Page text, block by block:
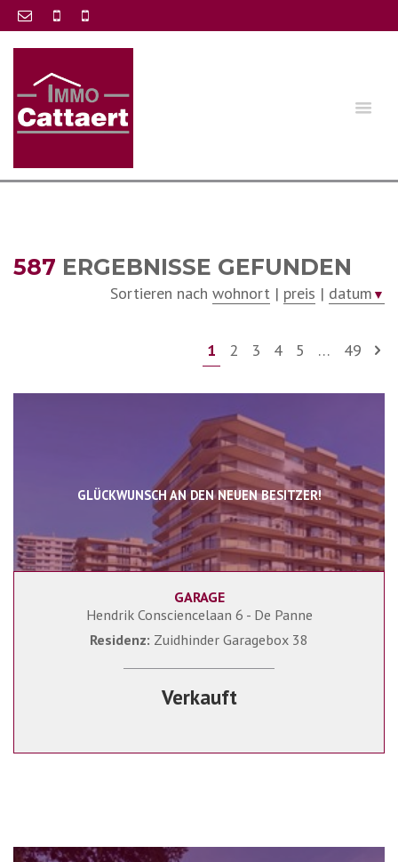
587 ERGEBNISSE GEFUNDEN
Sortieren nach wohnort | preis | datum ▼
1 2 3 4 5 … 49
GLÜCKWUNSCH AN DEN NEUEN BESITZER!
GARAGE
Hendrik Consciencelaan 6 - De Panne
Residenz: Zuidhinder Garagebox 38
Verkauft